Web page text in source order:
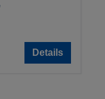
Details